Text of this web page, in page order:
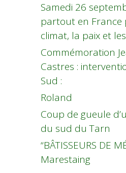
Samedi 26
partout en France
climat, la paix et
Commémoration
Castres :
Sud :
Roland
Coup de gueule
du sud du Tarn
“BÂTISSEURS DE
Marestaing